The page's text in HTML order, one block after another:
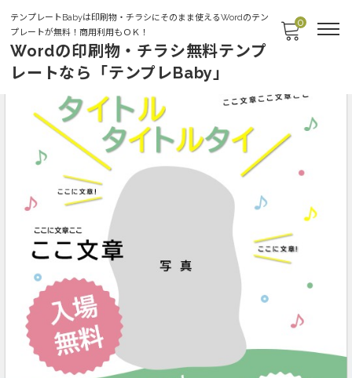
テンプレートBabyは印刷物・チラシにそのまま使えるWordのテン
プレートが無料！商用利用もＯＫ！
Wordの印刷物・チラシ無料テンプ
レートなら「テンプレBaby」
0